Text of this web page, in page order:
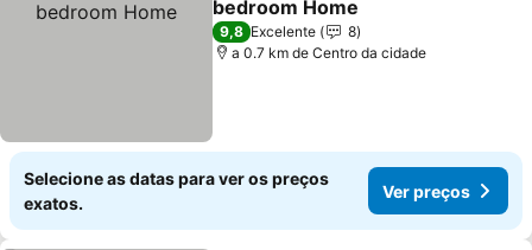
bedroom Home
9,8 Excelente
8
a 0.7 km de Centro da cidade
Selecione as datas para ver os preços
exatos.
Ver preços